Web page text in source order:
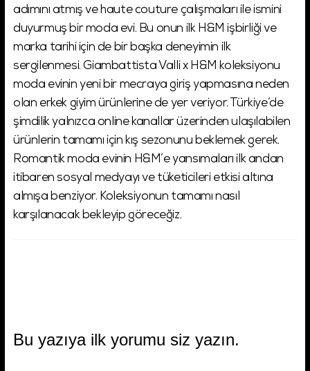
adımını atmış ve haute couture çalışmaları ile ismini
duyurmuş bir moda evi. Bu onun ilk H&M işbirliği ve
marka tarihi için de bir başka deneyimin ilk
sergilenmesi. Giambattista Valli x H&M koleksiyonu
moda evinin yeni bir mecraya giriş yapmasına neden
olan erkek giyim ürünlerine de yer veriyor. Türkiye’de
şimdilik yalnızca online kanallar üzerinden ulaşılabilen
ürünlerin tamamı için kış sezonunu beklemek gerek.
Romantik moda evinin H&M’e yansımaları ilk andan
itibaren sosyal medyayı ve tüketicileri etkisi altına
almışa benziyor. Koleksiyonun tamamı nasıl
karşılanacak bekleyip göreceğiz.
Bu yazıya ilk yorumu siz yazın.